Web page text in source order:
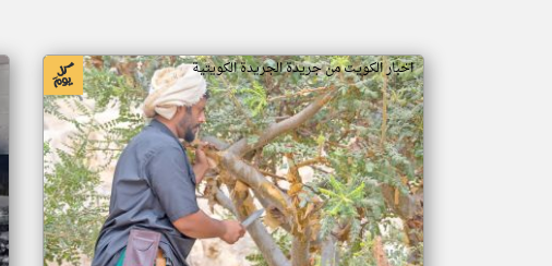
اخبار الكويت من جريدة الجريدة الكويتية